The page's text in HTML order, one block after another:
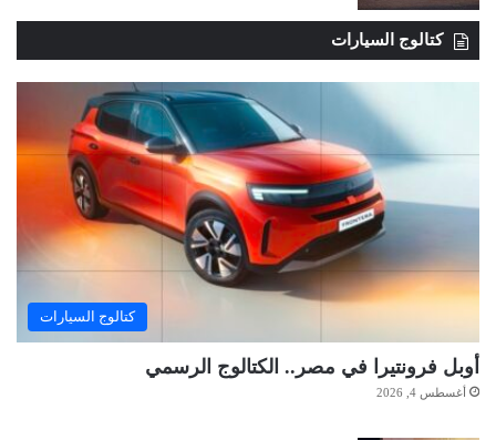
كتالوج السيارات
كتالوج السيارات
أوبل فرونتيرا في مصر.. الكتالوج الرسمي
أغسطس 4, 2026